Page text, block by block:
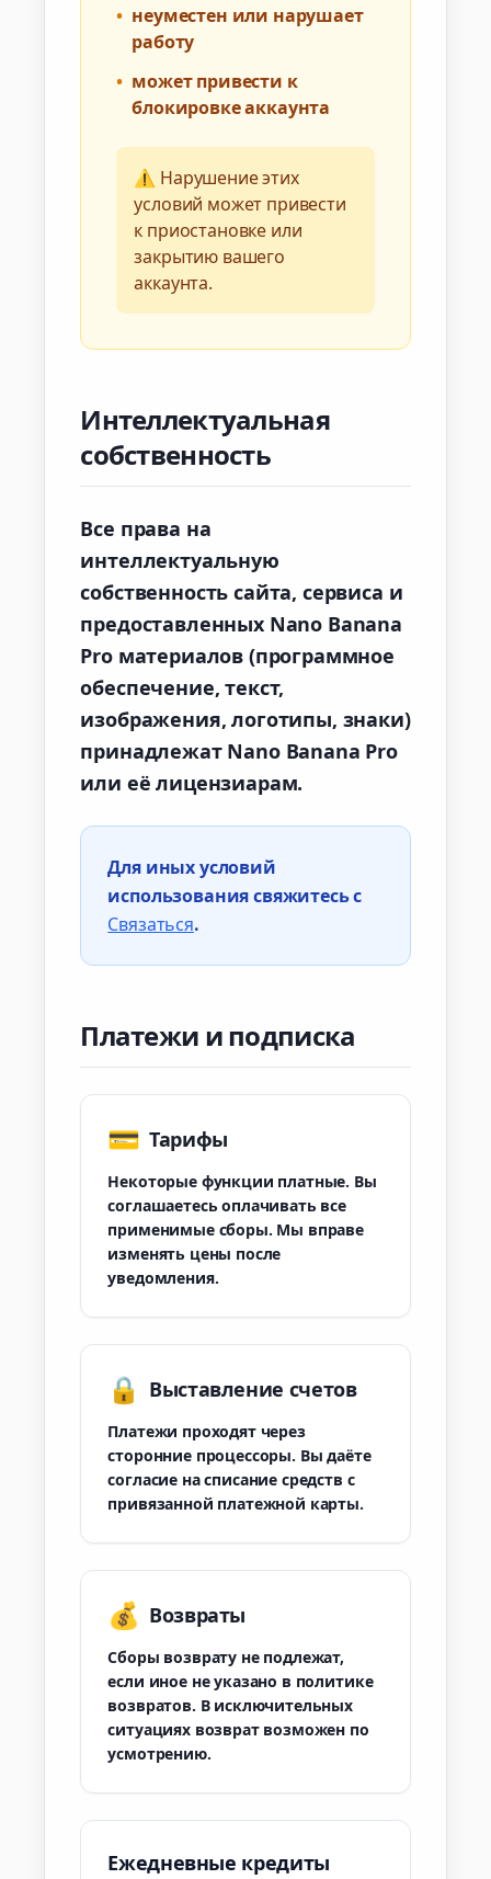
• неуместен или нарушает
работу
• может привести к
блокировке аккаунта
⚠️ Нарушение этих
условий может привести
к приостановке или
закрытию вашего
аккаунта.
Интеллектуальная
собственность
Все права на
интеллектуальную
собственность сайта, сервиса и
предоставленных Nano Banana
Pro материалов (программное
обеспечение, текст,
изображения, логотипы, знаки)
принадлежат Nano Banana Pro
или её лицензиарам.
Для иных условий
использования свяжитесь с
Связаться.
Платежи и подписка
💳 Тарифы
Некоторые функции платные. Вы
соглашаетесь оплачивать все
применимые сборы. Мы вправе
изменять цены после
уведомления.
🔒 Выставление счетов
Платежи проходят через
сторонние процессоры. Вы даёте
согласие на списание средств с
привязанной платежной карты.
💰 Возвраты
Сборы возврату не подлежат,
если иное не указано в политике
возвратов. В исключительных
ситуациях возврат возможен по
усмотрению.
Ежедневные кредиты